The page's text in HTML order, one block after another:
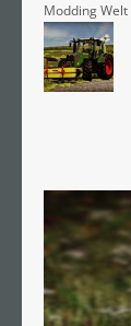
Modding Welt